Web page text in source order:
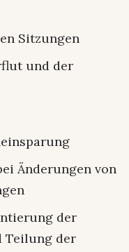
Sitzungen
und der
Änderungen von
der
Teilung der